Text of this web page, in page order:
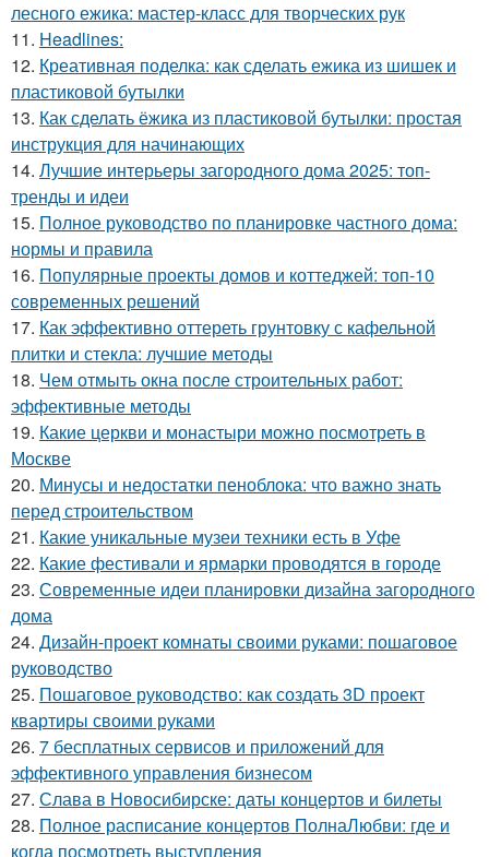
лесного ежика: мастер-класс для творческих рук
11. Headlines:
12. Креативная поделка: как сделать ежика из шишек и
пластиковой бутылки
13. Как сделать ёжика из пластиковой бутылки: простая
инструкция для начинающих
14. Лучшие интерьеры загородного дома 2025: топ-
тренды и идеи
15. Полное руководство по планировке частного дома:
нормы и правила
16. Популярные проекты домов и коттеджей: топ-10
современных решений
17. Как эффективно оттереть грунтовку с кафельной
плитки и стекла: лучшие методы
18. Чем отмыть окна после строительных работ:
эффективные методы
19. Какие церкви и монастыри можно посмотреть в
Москве
20. Минусы и недостатки пеноблока: что важно знать
перед строительством
21. Какие уникальные музеи техники есть в Уфе
22. Какие фестивали и ярмарки проводятся в городе
23. Современные идеи планировки дизайна загородного
дома
24. Дизайн-проект комнаты своими руками: пошаговое
руководство
25. Пошаговое руководство: как создать 3D проект
квартиры своими руками
26. 7 бесплатных сервисов и приложений для
эффективного управления бизнесом
27. Слава в Новосибирске: даты концертов и билеты
28. Полное расписание концертов ПолнаЛюбви: где и
когда посмотреть выступления